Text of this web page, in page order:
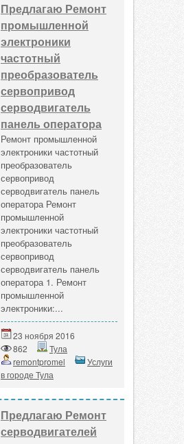
Предлагаю Ремонт
промышленной
электроники
частотный
преобразователь
сервопривод
серводвигатель
панель оператора
Ремонт промышленной
электроники частотный
преобразователь
сервопривод
серводвигатель панель
оператора Ремонт
промышленной
электроники частотный
преобразователь
сервопривод
серводвигатель панель
оператора 1. Ремонт
промышленной
электроники:...
23 ноября 2016
862
Тула
remontpromel
Услуги
в городе Тула
Предлагаю Ремонт
серводвигателей